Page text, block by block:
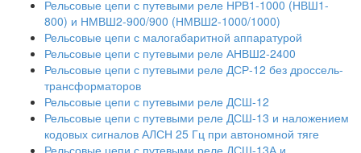
Рельсовые цепи с путевыми реле НРВ1-1000 (НВШ1-
800) и НМВШ2-900/900 (НМВШ2-1000/1000)
Рельсовые цепи с малогабаритной аппаратурой
Рельсовые цепи с путевыми реле АНВШ2-2400
Рельсовые цепи с путевыми реле ДСР-12 без дроссель-
трансформаторов
Рельсовые цепи с путевыми реле ДСШ-12
Рельсовые цепи с путевыми реле ДСШ-13 и наложением
кодовых сигналов АЛСН 25 Гц при автономной тяге
Рельсовые цепи с путевыми реле ДСШ-13А и